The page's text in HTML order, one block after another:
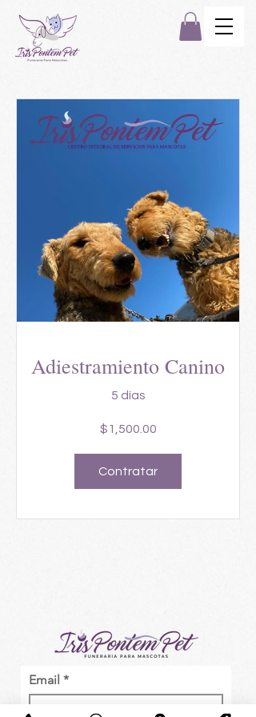
Adiestramiento Canino
5 días
$1,500.00
Contratar
Email